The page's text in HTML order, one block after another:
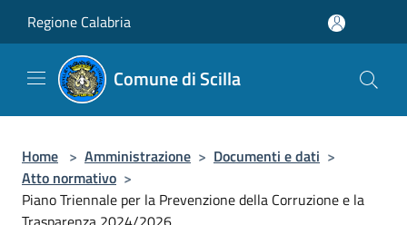
Regione Calabria
Comune di Scilla
Home > Amministrazione > Documenti e dati >
Atto normativo >
Piano Triennale per la Prevenzione della Corruzione e la